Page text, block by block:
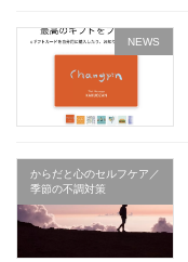
NEWS
からだと心のセルフケア／
季節の不調対策